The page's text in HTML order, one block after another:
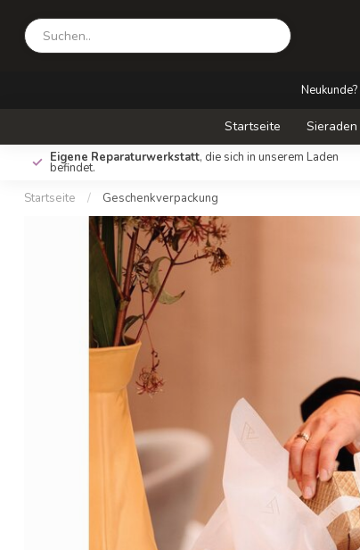
Neukunde?
Startseite Sieraden
Eigene Reparaturwerkstatt, die sich in unserem Laden
befindet.
Startseite / Geschenkverpackung